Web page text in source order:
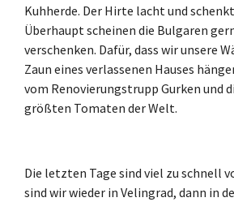
Kuhherde. Der Hirte lacht und
Überhaupt scheinen die Bulgaren
verschenken. Dafür, dass wir unsere
Zaun eines verlassenen Hauses
vom Renovierungstrupp Gurken und
größten Tomaten der Welt.
Die letzten Tage sind viel zu schnell
sind wir wieder in Velingrad, dann in